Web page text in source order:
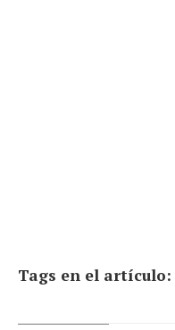
Tags en el artículo: